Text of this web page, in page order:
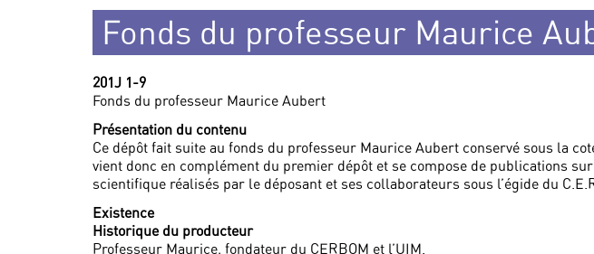
Fonds du professeur Maurice
201J 1-9
Fonds du professeur Maurice Aubert
Présentation du contenu
Ce dépôt fait suite au fonds du professeur Maurice Aubert conservé sous la
vient donc en complément du premier dépôt et se compose de publications
scientifique réalisés par le déposant et ses collaborateurs sous l’égide du
Existence
Historique du producteur
Professeur Maurice, fondateur du CERBOM et l’UIM.